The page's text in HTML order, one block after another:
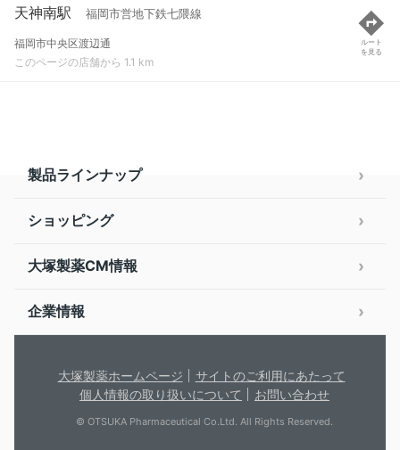
天神南駅 福岡市営地下鉄七隈線
福岡市中央区渡辺通
このページの店舗から 1.1 km
ルート
を見る
製品ラインナップ
ショッピング
大塚製薬CM情報
企業情報
大塚製薬ホームページ
サイトのご利用にあたって
個人情報の取り扱いについて
お問い合わせ
© OTSUKA Pharmaceutical Co.Ltd. All Rights Reserved.